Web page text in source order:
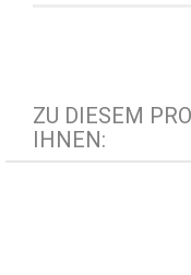
ZU DIESEM
IHNEN: